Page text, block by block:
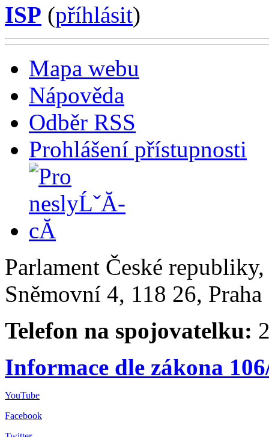
ISP (příhlásit)
Mapa webu
Nápověda
Odběr RSS
Prohlášení přístupnosti
Parlament České
Sněmovní 4, 118 26,
Telefon na spojovatelku:
Informace dle zákona
YouTube
Facebook